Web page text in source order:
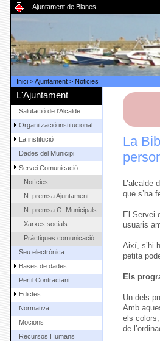
Ajuntament de Blanes
Inici>Ajuntament> Noticies
L'Ajuntament
Salutació de l'Alcalde
Organització institucional
La institució
Dades del Municipi
Servei Comunicació
Notícies
N. premsa Ajuntament
N. premsa G. Municipals
Xarxes socials
Pràctiques comunicació
Seu electrònica
Bases de dades
Perfil Contractant
Edictes
Normativa
Mocions
Recursos Humans
La
L’alcalde
que s’ha
El Servei
usuaris
Així, s’hi
petita
Els
Un dels
Amb
els
de